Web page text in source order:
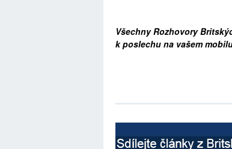
Všechny Rozhovory
k poslechu na vašem